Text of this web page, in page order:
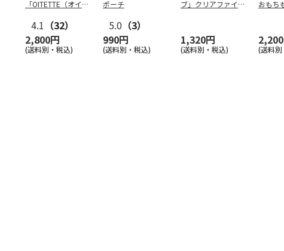
「OITETTE（オイテ
4.1 （32）
2,800円
(送料別・税込)
ポーチ
5.0 （3）
990円
(送料別・税込)
ブ」クリアファイル
1,320円
(送料別・税込)
おもち
(送料別